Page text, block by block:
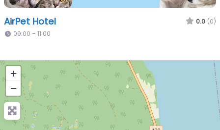
AirPet Hotel 0.0 (0)
09:00 – 11:00
+
−